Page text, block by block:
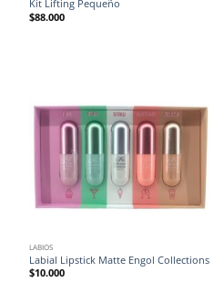
Kit Lifting Pequeño
$88.000
LABIOS
Labial Lipstick Matte Engol Collections
$10.000